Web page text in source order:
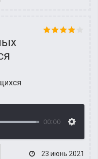
00:00
23 июнь 2021